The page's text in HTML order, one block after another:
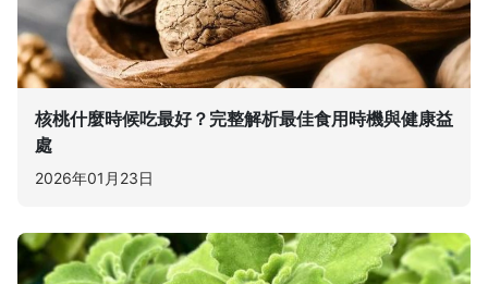
核桃什麼時候吃最好？完整解析最佳食用時機與健康益
處
2026年01月23日